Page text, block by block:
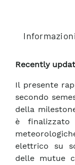
Recently
Il presente
secondo
della
è finalizzato
elettrico su
delle mutue